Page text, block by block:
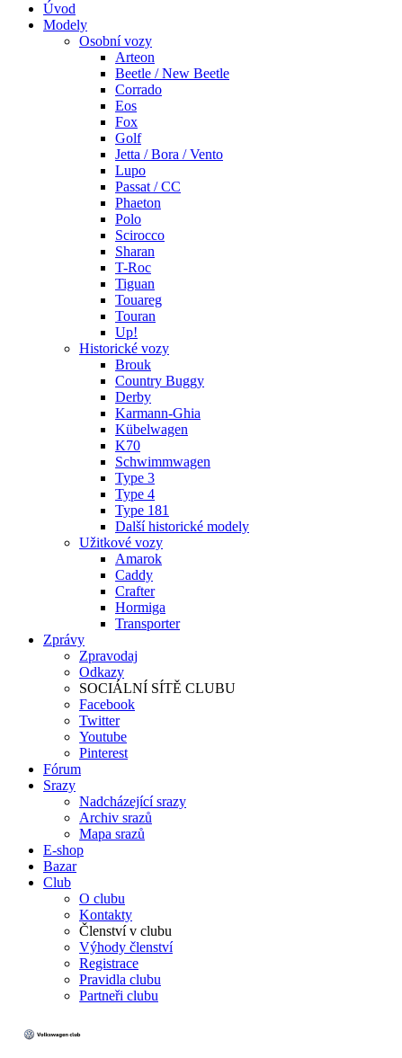
Úvod
Modely
Osobní vozy
Arteon
Beetle / New Beetle
Corrado
Eos
Fox
Golf
Jetta / Bora / Vento
Lupo
Passat / CC
Phaeton
Polo
Scirocco
Sharan
T-Roc
Tiguan
Touareg
Touran
Up!
Historické vozy
Brouk
Country Buggy
Derby
Karmann-Ghia
Kübelwagen
K70
Schwimmwagen
Type 3
Type 4
Type 181
Další historické modely
Užitkové vozy
Amarok
Caddy
Crafter
Hormiga
Transporter
Zprávy
Zpravodaj
Odkazy
SOCIÁLNÍ SÍTĚ CLUBU
Facebook
Twitter
Youtube
Pinterest
Fórum
Srazy
Nadcházející srazy
Archiv srazů
Mapa srazů
E-shop
Bazar
Club
O clubu
Kontakty
Členství v clubu
Výhody členství
Registrace
Pravidla clubu
Partneři clubu